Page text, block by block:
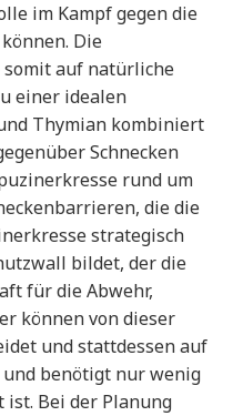
im Kampf gegen die
Die
somit auf natürliche
einer idealen
Thymian kombiniert
Schnecken
rund um
die die
strategisch
bildet, der die
für die Abwehr,
können von dieser
und stattdessen auf
benötigt nur wenig
Bei der Planung